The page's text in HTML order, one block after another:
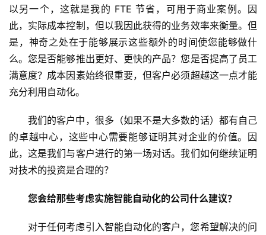
以另一个，这就是我的 FTE 节省，可用于商业案例。因
此，实际成本控制，但以我因此获得的业务效率来衡量。但
是，神奇之处在于能够展示这些额外的时间使您能够做什
么。您是否能够推出更好、更快的产品？您是否提高了员工
满意度？成本因素始终很重要，但客户必须超越这一点才能
充分利用自动化。
我们的客户中，很多（如果不是大多数的话）都有自己
的卓越中心，这些中心需要能够证明其对企业的价值。因
此，这是我们与客户进行的第一场对话。我们如何继续证明
对技术的投资是合理的？
您会给那些考虑实施智能自动化的公司什么建议？
对于任何考虑引入智能自动化的客户，您希望解决的问